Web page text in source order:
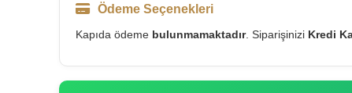
Ödeme Seçenekleri
Kapıda ödeme bulunmamaktadır. Siparişinizi Kredi